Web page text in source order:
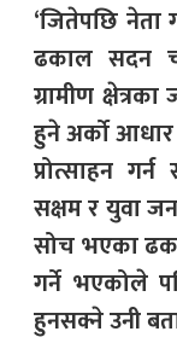
‘जितेपछि
ढकाल सदन
ग्रामीण
हुने अर्को
प्रोत्साहन
सक्षम र युवा
सोच भएका
गर्ने भएकोले
हुनसक्ने उनी